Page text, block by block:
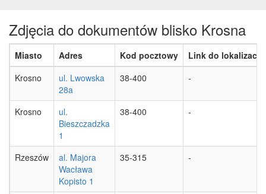
Zdjęcia do dokumentów blisko Krosna
Miasto Adres Kod pocztowy
Link do lokalizacji
Krosno
ul. Lwowska
28a
38-400 -
Krosno
ul.
Bieszczadzka
1
38-400 -
Rzeszów
al. Majora
Wacława
Kopisto 1
35-315 -